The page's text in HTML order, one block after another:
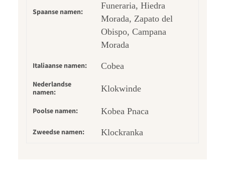
Spaanse namen:
Funeraria, Hiedra
Morada, Zapato del
Obispo, Campana
Morada
Italiaanse namen:
Cobea
Nederlandse
namen:
Klokwinde
Poolse namen: Kobea Pnaca
Zweedse namen: Klockranka